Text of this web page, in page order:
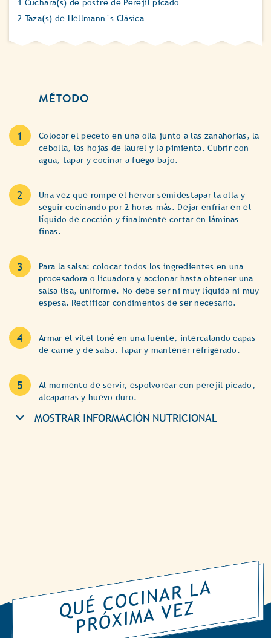
1 Cuchara(s) de postre de Perejil picado
2 Taza(s) de Hellmann´s Clásica
MÉTODO
Colocar el peceto en una olla junto a las zanahorias, la
cebolla, las hojas de laurel y la pimienta. Cubrir con
agua, tapar y cocinar a fuego bajo.
Una vez que rompe el hervor semidestapar la olla y
seguir cocinando por 2 horas más. Dejar enfriar en el
líquido de cocción y finalmente cortar en láminas
finas.
Para la salsa: colocar todos los ingredientes en una
procesadora o licuadora y accionar hasta obtener una
salsa lisa, uniforme. No debe ser ni muy líquida ni muy
espesa. Rectificar condimentos de ser necesario.
Armar el vitel toné en una fuente, intercalando capas
de carne y de salsa. Tapar y mantener refrigerado.
Al momento de servir, espolvorear con perejil picado,
alcaparras y huevo duro.
MOSTRAR INFORMACIÓN NUTRICIONAL
Q
U
É
C
O
CI
N
A
R
L
A
P
R
Ó
XI
M
A
V
E
Z